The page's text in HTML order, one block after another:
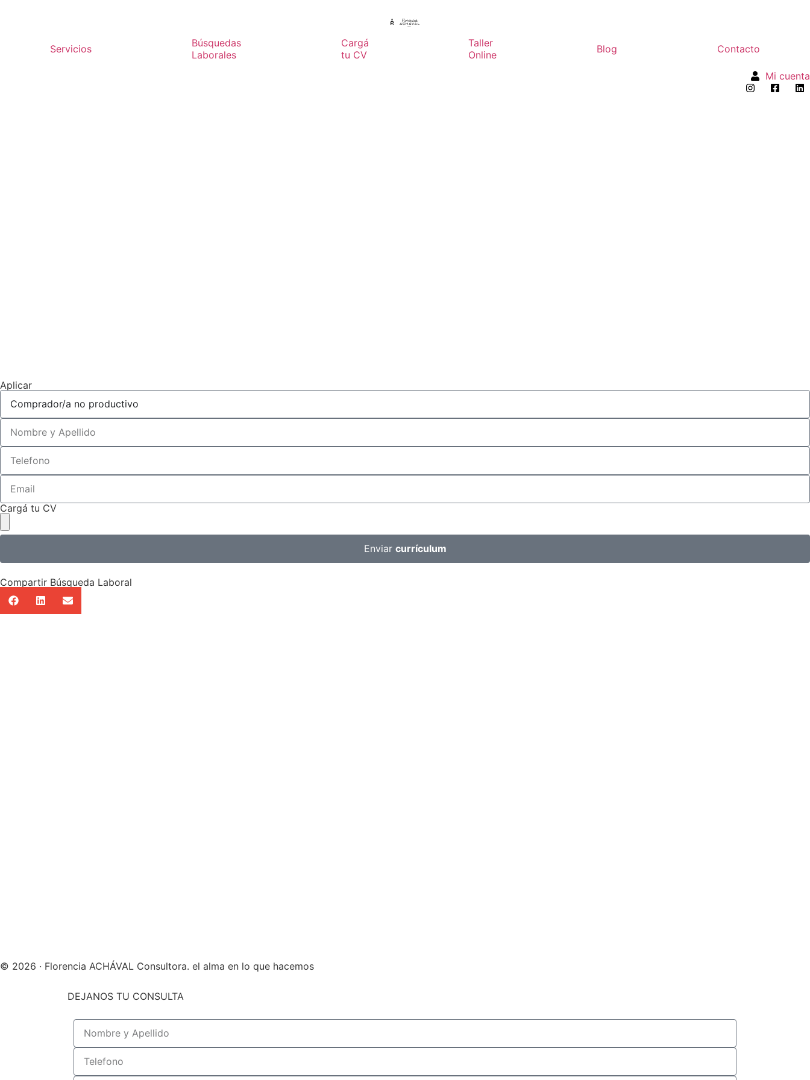
Servicios
Búsquedas
Laborales
Cargá
tu CV
Taller
Online
Blog Contacto
Mi cuenta
Aplicar
Cargá tu CV
Enviar currículum
Compartir Búsqueda Laboral
© 2026 · Florencia ACHÁVAL Consultora. el alma en lo que hacemos
DEJANOS TU CONSULTA